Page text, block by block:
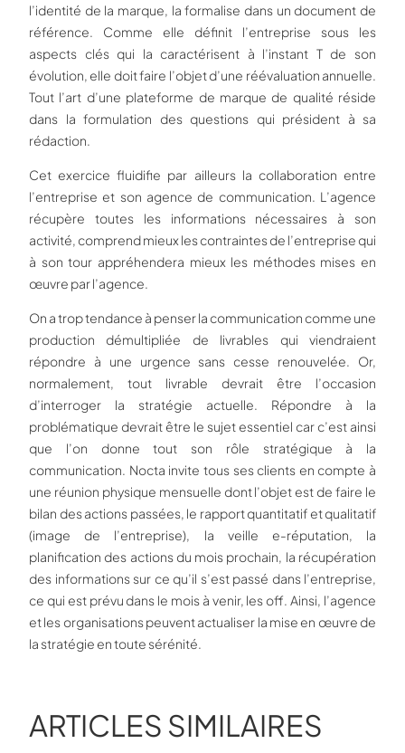
l’identité de la marque, la formalise dans un document de
référence. Comme elle définit l’entreprise sous les
aspects clés qui la caractérisent à l’instant T de son
évolution, elle doit faire l’objet d’une réévaluation annuelle.
Tout l’art d’une plateforme de marque de qualité réside
dans la formulation des questions qui président à sa
rédaction.
Cet exercice fluidifie par ailleurs la collaboration entre
l’entreprise et son agence de communication. L’agence
récupère toutes les informations nécessaires à son
activité, comprend mieux les contraintes de l’entreprise qui
à son tour appréhendera mieux les méthodes mises en
œuvre par l’agence.
On a trop tendance à penser la communication comme une
production démultipliée de livrables qui viendraient
répondre à une urgence sans cesse renouvelée. Or,
normalement, tout livrable devrait être l’occasion
d’interroger la stratégie actuelle. Répondre à la
problématique devrait être le sujet essentiel car c’est ainsi
que l’on donne tout son rôle stratégique à la
communication. Nocta invite tous ses clients en compte à
une réunion physique mensuelle dont l’objet est de faire le
bilan des actions passées, le rapport quantitatif et qualitatif
(image de l’entreprise), la veille e-réputation, la
planification des actions du mois prochain, la récupération
des informations sur ce qu’il s’est passé dans l’entreprise,
ce qui est prévu dans le mois à venir, les off. Ainsi, l’agence
et les organisations peuvent actualiser la mise en œuvre de
la stratégie en toute sérénité.
ARTICLES SIMILAIRES